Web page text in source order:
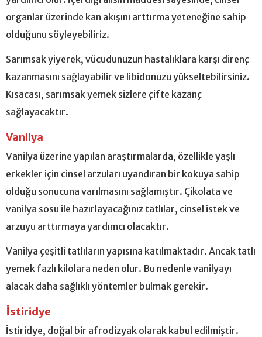
organlar üzerinde kan akışını arttırma yeteneğine sahip
olduğunu söyleyebiliriz.
Sarımsak yiyerek, vücudunuzun hastalıklara karşı direnç
kazanmasını sağlayabilir ve libidonuzu yükseltebilirsiniz.
Kısacası, sarımsak yemek sizlere çifte kazanç
sağlayacaktır.
Vanilya
Vanilya üzerine yapılan araştırmalarda, özellikle yaşlı
erkekler için cinsel arzuları uyandıran bir kokuya sahip
olduğu sonucuna varılmasını sağlamıştır. Çikolata ve
vanilya sosu ile hazırlayacağınız tatlılar, cinsel istek ve
arzuyu arttırmaya yardımcı olacaktır.
Vanilya çeşitli tatlıların yapısına katılmaktadır. Ancak tatlı
yemek fazlı kilolara neden olur. Bu nedenle vanilyayı
alacak daha sağlıklı yöntemler bulmak gerekir.
İstiridye
İstiridye, doğal bir afrodizyak olarak kabul edilmiştir.